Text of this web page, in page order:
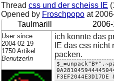
Thread css und der scheiss IE
Opened by Froschpopo at
Taulmarill
User since
2004-02-19
1750 Artikel
BenutzerIn
ich konnte das
IE das css
packen.